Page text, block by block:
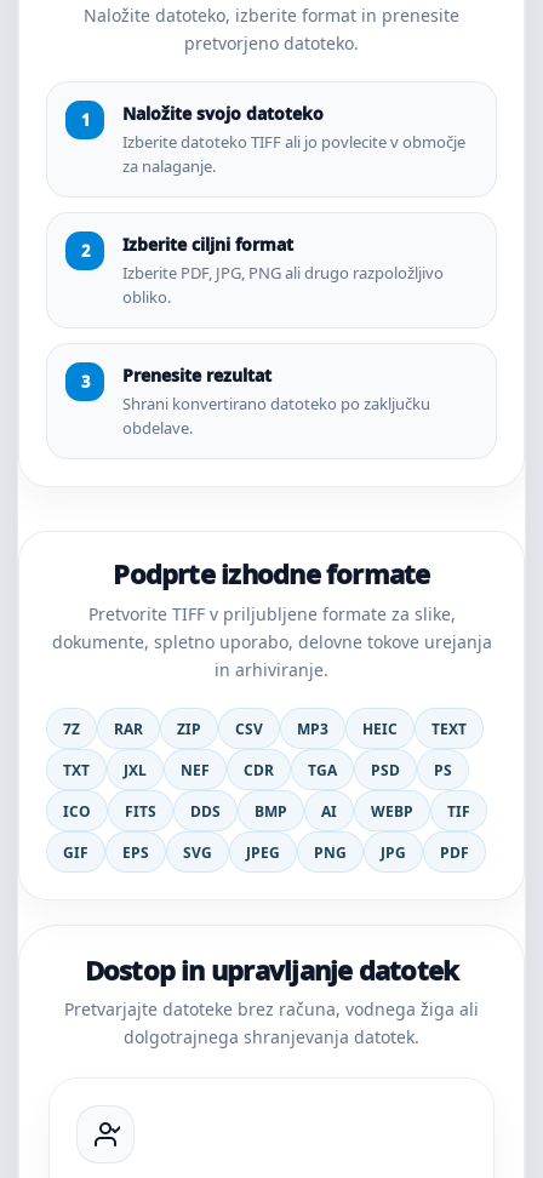
Naložite datoteko, izberite format in prenesite
pretvorjeno datoteko.
Naložite svojo datoteko
Izberite datoteko TIFF ali jo povlecite v območje
za nalaganje.
Izberite ciljni format
Izberite PDF, JPG, PNG ali drugo razpoložljivo
obliko.
Prenesite rezultat
Shrani konvertirano datoteko po zaključku
obdelave.
Podprte izhodne formate
Pretvorite TIFF v priljubljene formate za slike,
dokumente, spletno uporabo, delovne tokove urejanja
in arhiviranje.
7Z RAR ZIP CSV MP3 HEIC
TEXT
TXT
JXL NEF CDR TGA PSD
PS
ICO
FITS DDS BMP AI WEBP
TIF
GIF
EPS SVG JPEG PNG JPG PDF
Dostop in upravljanje datotek
Pretvarjajte datoteke brez računa, vodnega žiga ali
dolgotrajnega shranjevanja datotek.